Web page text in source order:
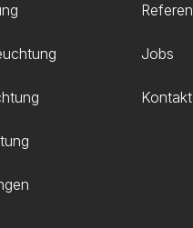
Jobs
Kontakt